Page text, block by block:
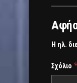
Η ηλ.
Σχόλιο *